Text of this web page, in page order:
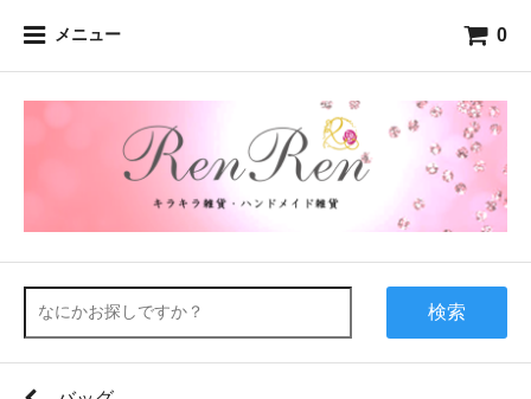
メニュー 0
検索